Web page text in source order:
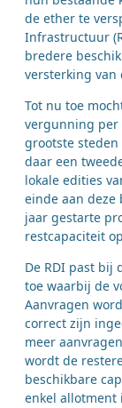
de ether te
Infrastructuur
bredere
versterking van
Tot nu toe
vergunning per
grootste
daar een
lokale edities
einde aan
jaar gestarte
restcapaciteit
De RDI past bij
toe waarbij de
Aanvragen
correct zijn
meer
wordt de
beschikbare
enkel allotment